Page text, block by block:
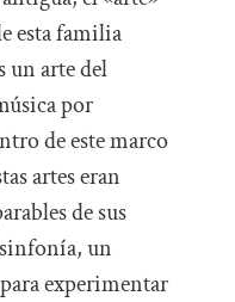
esta familia
un arte del
por
de este marco
artes eran
de sus
un
experimentar